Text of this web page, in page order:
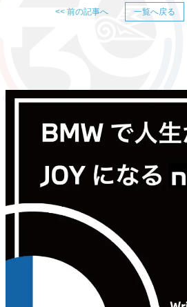
<< 前の記事へ 一覧へ戻る